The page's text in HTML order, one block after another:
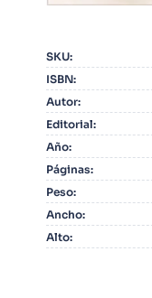
SKU:
ISBN:
Autor:
Editorial:
Año:
Páginas:
Peso:
Ancho:
Alto: